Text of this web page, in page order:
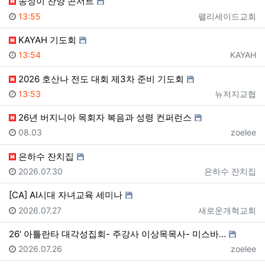
등록자
팰리세이드교회
등록일
13:55
KAYAH 기도회
등록자
KAYAH
등록일
13:54
2026 호산나 전도 대회 제3차 준비 기도회
등록자
뉴저지교협
등록일
13:53
26년 버지니아 목회자 복음과 성령 컨퍼런스
등록자
zoelee
등록일
08.03
은하수 잔치집
등록자
은하수 잔치집
등록일
2026.07.30
[CA] AI시대 자녀교육 세미나
등록자
새로운개혁교회
등록일
2026.07.27
26' 아틀란타 대각성집회- 주강사 이상목목사- 미스바…
등록자
zoelee
등록일
2026.07.26